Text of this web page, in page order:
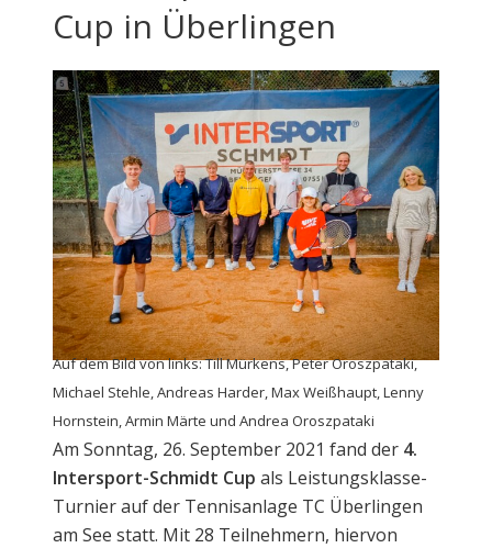
Cup in Überlingen
Auf dem Bild von links: Till Mürkens, Peter Oroszpataki,
Michael Stehle, Andreas Harder, Max Weißhaupt, Lenny
Hornstein, Armin Märte und Andrea Oroszpataki
Am Sonntag, 26. September 2021 fand der 4.
Intersport-Schmidt Cup als Leistungsklasse-
Turnier auf der Tennisanlage TC Überlingen
am See statt. Mit 28 Teilnehmern, hiervon